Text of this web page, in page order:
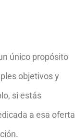
único propósito
objetivos y
si estás
a esa oferta